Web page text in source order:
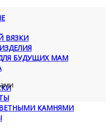
ВЯЗКИ
БУДУЩИХ МАМ
КАМНЯМИ